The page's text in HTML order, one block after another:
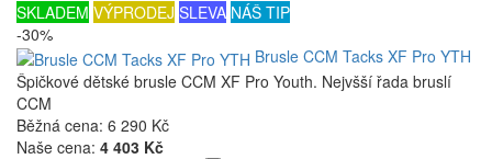
SKLADEM VÝPRODEJ SLEVA NÁŠ TIP
-30%
Brusle CCM Tacks XF Pro YTH
Špičkové dětské brusle CCM XF Pro Youth. Nejvšší řada bruslí
CCM
Běžná cena: 6 290 Kč
Naše cena: 4 403 Kč